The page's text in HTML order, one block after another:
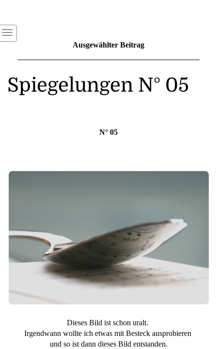
Ausgewählter Beitrag
Spiegelungen N° 05
N° 05
Dieses Bild ist schon uralt.
Irgendwann wollte ich etwas mit Besteck ausprobieren
und so ist dann dieses Bild entstanden.